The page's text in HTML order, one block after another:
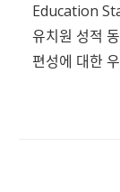
Education
유치원 성적
편성에 대한